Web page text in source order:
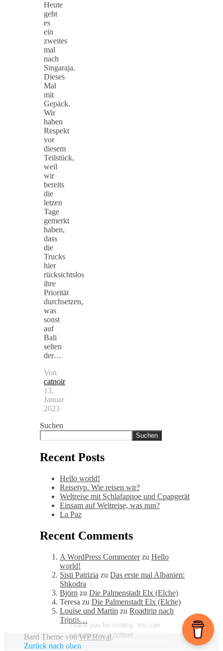
Heute
geht
es
ein
zweites
mal
nach
Singaraja.
Dieses
Mal
mit
Gepäck.
Wir
haben
Respekt
vor
diesem
Teilstück,
weil
wir
bereits
die
letzen
Tage
gemerkt
haben,
dass
die
Trucks
hier
rücksichtslos
ihre
Priorität
durchsetzen,
was
sonst
auf
Bali
selten
der…
Von
catnoir
13.
Januar
2023
Suchen
Suchen
Recent Posts
Hello world!
Reisetyp. Wie reisen wir?
Weltreise mit Schlafapnoe und Cpapgerät
Einsam auf Weltreise, was nun?
La Paz
Recent Comments
A WordPress Commenterzu Hello
world!
Sisti Patrizia zu Das erste mal Albanien:
Shkodra
Björn zu Die Palmenstadt Elx (Elche)
Teresa zu Die Palmenstadt Elx (Elche)
Louise und Martin zu Roadtrip nach
Triptis…
Bard Theme vonWP Royal.
Zurück nach oben